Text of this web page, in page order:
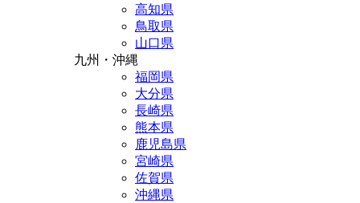
高知県
鳥取県
山口県
九州・沖縄
福岡県
大分県
長崎県
熊本県
鹿児島県
宮崎県
佐賀県
沖縄県